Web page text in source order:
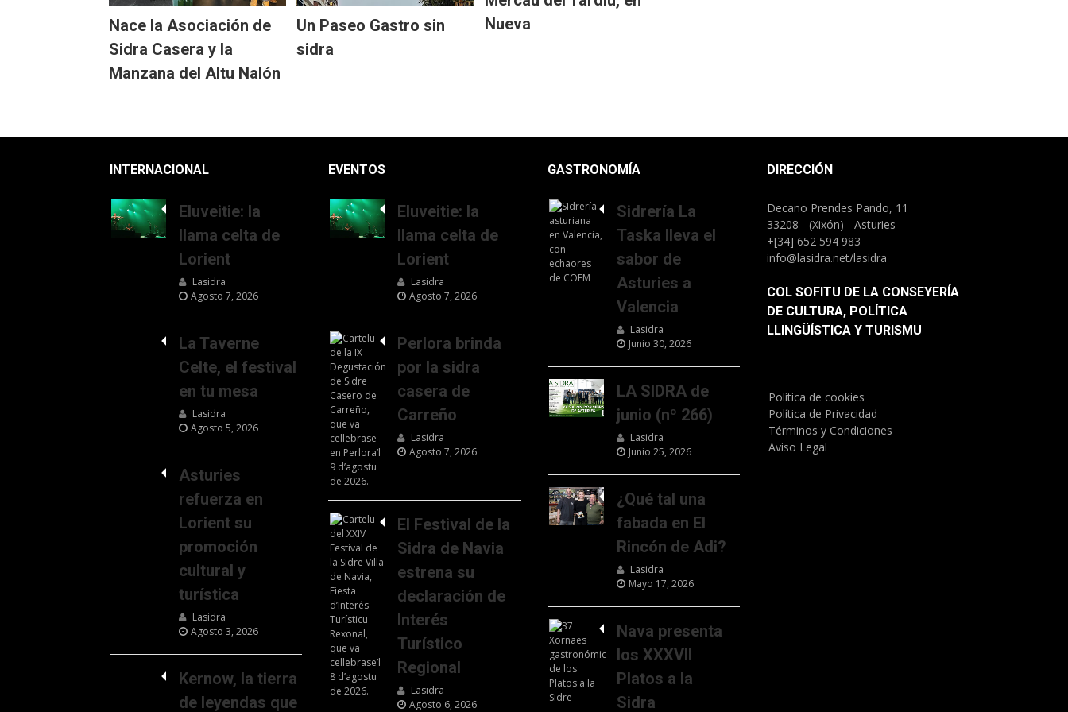
Nace la Asociación de
Sidra Casera y la
Manzana del Altu Nalón
Un Paseo Gastro sin
sidra
Nueva
INTERNACIONAL
Eluveitie: la
llama celta de
Lorient
Lasidra
Agosto 7, 2026
La Taverne
Celte, el festival
en tu mesa
Lasidra
Agosto 5, 2026
Asturies
refuerza en
Lorient su
promoción
cultural y
turística
Lasidra
Agosto 3, 2026
Kernow, la tierra
de leyendas que
EVENTOS
Eluveitie: la
llama celta de
Lorient
Lasidra
Agosto 7, 2026
Perlora brinda
por la sidra
casera de
Carreño
Lasidra
Agosto 7, 2026
El Festival de la
Sidra de Navia
estrena su
declaración de
Interés
Turístico
Regional
Lasidra
Agosto 6, 2026
GASTRONOMÍA
Sidrería La
Taska lleva el
sabor de
Asturies a
Valencia
Lasidra
Junio 30, 2026
LA SIDRA de
junio (nº 266)
Lasidra
Junio 25, 2026
¿Qué tal una
fabada en El
Rincón de Adi?
Lasidra
Mayo 17, 2026
Nava presenta
los XXXVII
Platos a la
Sidra
DIRECCIÓN
Decano Prendes Pando, 11
33208 - (Xixón) - Asturies
+[34] 652 594 983
info@lasidra.net/lasidra
COL SOFITU DE LA CONSEYERÍA
DE CULTURA, POLÍTICA
LLINGÜÍSTICA Y TURISMU
Política de cookies
Política de Privacidad
Términos y Condiciones
Aviso Legal